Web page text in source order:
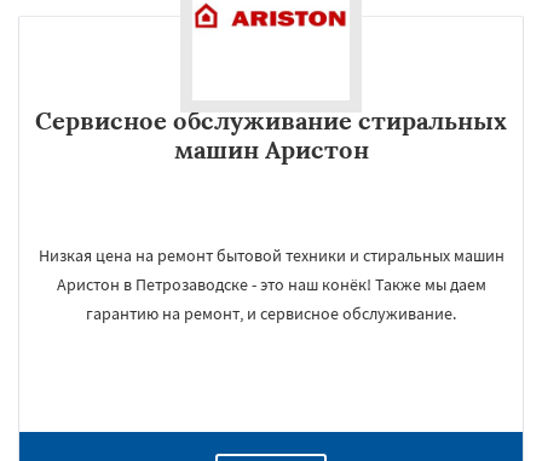
Сервисное обслуживание стиральных
машин Аристон
Низкая цена на ремонт бытовой техники и стиральных машин
Аристон в Петрозаводске - это наш конёк! Также мы даем
гарантию на ремонт, и сервисное обслуживание.